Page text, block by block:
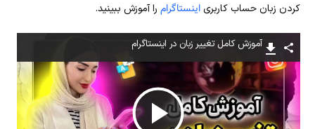
کردن زبان حساب کاربریاینستاگرام را آموزش ببینید.
آموزش کامل تغییر زبان در اینستاگرام
پخش